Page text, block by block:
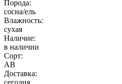
Порода:
сосна/ель
Влажность:
сухая
Наличие:
в наличии
Сорт:
АВ
Доставка:
сегодня